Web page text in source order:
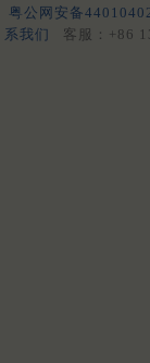
粤公网安备
系我们
客服：+86